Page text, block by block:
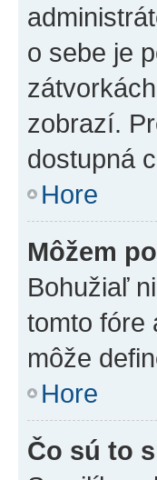
o sebe je
zobrazí.
dostupná
Hore
Môžem
Bohužiaľ
tomto fóre
môže
Hore
Čo sú to